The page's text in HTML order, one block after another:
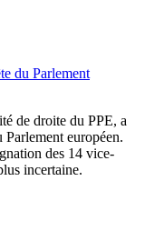
du Parlement
de droite du PPE, a
Parlement européen.
des 14 vice-
incertaine.